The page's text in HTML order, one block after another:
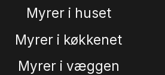
Myrer i huset
Myrer i køkkenet
Myrer i væggen